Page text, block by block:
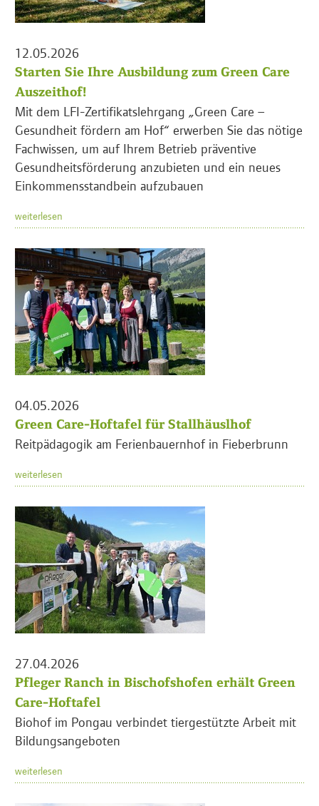
12.05.2026
Starten Sie Ihre Ausbildung zum Green Care
Auszeithof!
Mit dem LFI-Zertifikatslehrgang „Green Care –
Gesundheit fördern am Hof“ erwerben Sie das nötige
Fachwissen, um auf Ihrem Betrieb präventive
Gesundheitsförderung anzubieten und ein neues
Einkommensstandbein aufzubauen
weiterlesen
04.05.2026
Green Care-Hoftafel für Stallhäuslhof
Reitpädagogik am Ferienbauernhof in Fieberbrunn
weiterlesen
27.04.2026
Pfleger Ranch in Bischofshofen erhält Green
Care-Hoftafel
Biohof im Pongau verbindet tiergestützte Arbeit mit
Bildungsangeboten
weiterlesen